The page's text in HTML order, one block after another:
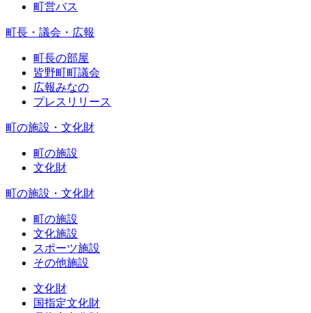
町営バス
町長・議会・広報
町長の部屋
皆野町町議会
広報みなの
プレスリリース
町の施設・文化財
町の施設
文化財
町の施設・文化財
町の施設
文化施設
スポーツ施設
その他施設
文化財
国指定文化財